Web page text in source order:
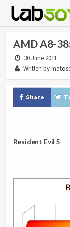
AMD A8-
30 June 2011
Written by
Share
Resident Evil 5